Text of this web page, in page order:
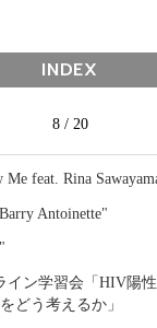
INDEX
8 / 20
feat. Rina
Antoinette"
イン学習会「HIV陽
どう考えるか」